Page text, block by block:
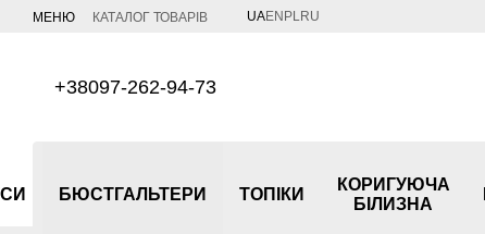
Перейти до основного контенту
МЕНЮ КАТАЛОГ ТОВАРІВ UAEN PLRU
+38097-262-94-73
БЮСТГАЛЬТЕРИ ТОПІКИ
КОРИГУЮЧА
БІЛИЗНА